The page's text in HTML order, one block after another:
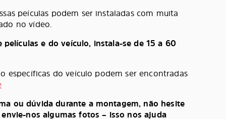
peículas podem ser instaladas com muita
no vídeo.
e do veículo, instala-se de 15 a 60
específicas do veículo podem ser encontradas
ou dúvida durante a montagem, não hesite
nos algumas fotos – isso nos ajuda